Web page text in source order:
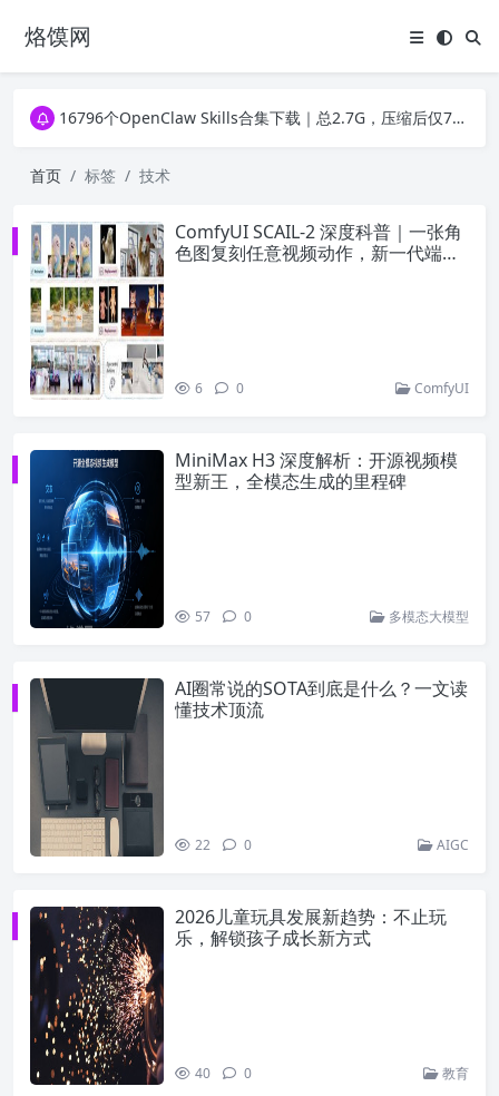
烙馍网
16796个OpenClaw Skills合集下载｜总2.7G，压缩后仅738M，覆盖全场景技能
16796个OpenClaw Skills合集下载｜总2.7G，压缩后仅738M，覆盖全场景技能
首页
标签 技术
ComfyUI SCAIL-2 深度科普｜一张角
色图复刻任意视频动作，新一代端到
6 0 ComfyUI
MiniMax H3 深度解析：开源视频模
型新王，全模态生成的里程碑
57 0 多模态大模型
AI圈常说的SOTA到底是什么？一文读
懂技术顶流
22 0 AIGC
2026儿童玩具发展新趋势：不止玩
乐，解锁孩子成长新方式
40 0 教育